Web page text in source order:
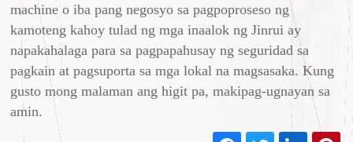
machine o iba pang negosyo sa pagpoproseso ng
kamoteng kahoy tulad ng mga inaalok ng Jinrui ay
napakahalaga para sa pagpapahusay ng seguridad sa
pagkain at pagsuporta sa mga lokal na magsasaka. Kung
gusto mong malaman ang higit pa, makipag-ugnayan sa
amin.